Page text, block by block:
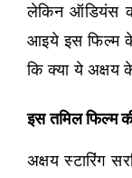
लेकिन ऑडियंस
आइये इस फिल्म
कि क्या ये अक्षय
इस तमिल फिल्म
अक्षय स्टारिंग